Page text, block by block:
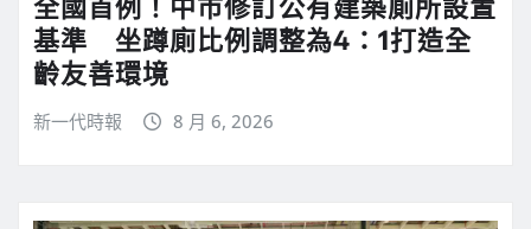
基準 坐蹲廁比例調整為4：1打造全
齡友善環境
新一代時報 8 月 6, 2026